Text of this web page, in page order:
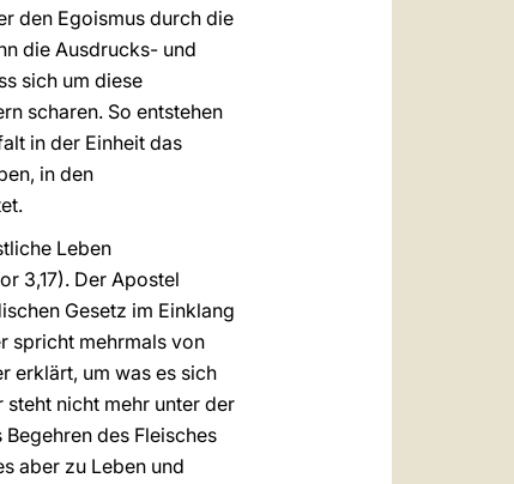
den Egoismus durch die
die Ausdrucks- und
sich um diese
scharen. So entstehen
in der Einheit das
in den
Leben
3,17). Der Apostel
Gesetz im Einklang
spricht mehrmals von
erklärt, um was es sich
steht nicht mehr unter der
des Fleisches
aber zu Leben und